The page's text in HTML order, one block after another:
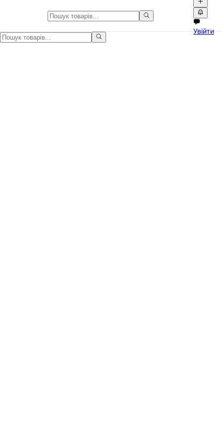
Медичне обладнання в Україні
Медичне обладнання в Україні на Npati. Оголошення для
Увійти